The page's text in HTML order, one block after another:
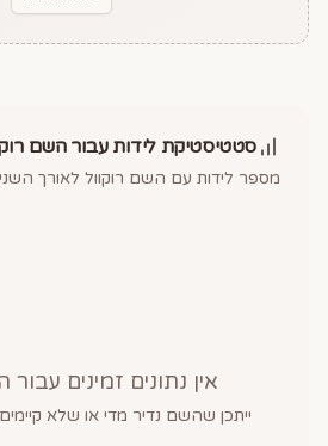
סטטיסטיקת לידות עבור השם
מספר לידות עם השם רוקוול לאורך
אין נתונים זמינים
ייתכן שהשם נדיר מדי או שלא